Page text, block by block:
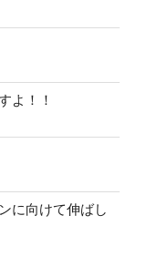
よ！！
に向けて伸ばし